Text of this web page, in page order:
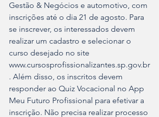
Gestão & Negócios e automotivo, com
inscrições até o dia 21 de agosto. Para
se inscrever, os interessados devem
realizar um cadastro e selecionar o
curso desejado no site
www.cursosprofissionalizantes.sp.gov.br
. Além disso, os inscritos devem
responder ao Quiz Vocacional no App
Meu Futuro Profissional para efetivar a
inscrição. Não precisa realizar processo